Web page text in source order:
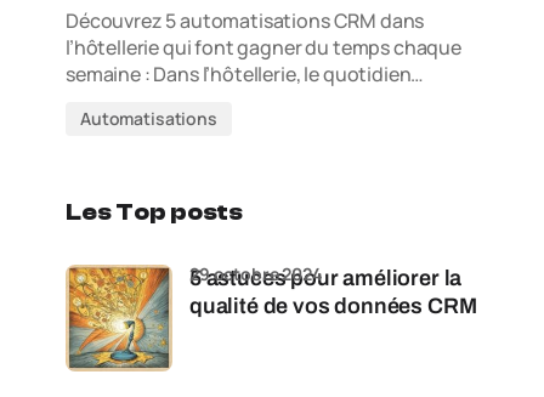
Découvrez 5 automatisations CRM dans
l’hôtellerie qui font gagner du temps chaque
semaine : Dans l’hôtellerie, le quotidien…
Automatisations
Les Top posts
5 astuces pour améliorer la
qualité de vos données CRM
29 octobre 2024